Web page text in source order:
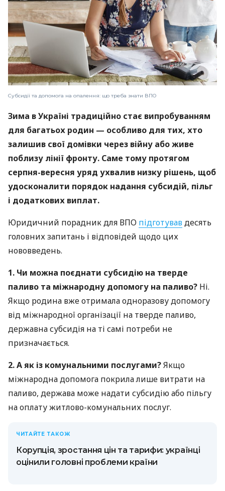
Субсидії та допомога на опалення: що треба знати ВПО
Зима в Україні традиційно стає випробуванням
для багатьох родин — особливо для тих, хто
залишив свої домівки через війну або живе
поблизу лінії фронту. Саме тому протягом
серпня-вересня уряд ухвалив низку рішень, щоб
удосконалити порядок надання субсидій, пільг
і додаткових виплат.
Юридичний порадник для ВПО підготувавдесять
головних запитань і відповідей щодо цих
нововведень.
1. Чи можна поєднати субсидію на тверде
паливо та міжнародну допомогу на паливо? Ні.
Якщо родина вже отримала одноразову допомогу
від міжнародної організації на тверде паливо,
державна субсидія на ті самі потреби не
призначається.
2. А як із комунальними послугами?Якщо
міжнародна допомога покрила лише витрати на
паливо, держава може надати субсидію або пільгу
на оплату житлово-комунальних послуг.
ЧИТАЙТЕ ТАКОЖ
Корупція, зростання цін та тарифи: українці
оцінили головні проблеми країни